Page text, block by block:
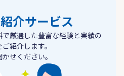
介サービス
厳選した豊富な経験と実績の
紹介します。
せください。